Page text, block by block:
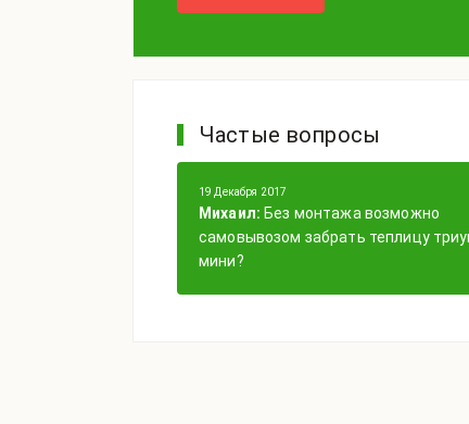
Частые вопросы
19 Декабря 2017
Михаил: Без монтажа возможно
самовывозом забрать теплицу
мини?